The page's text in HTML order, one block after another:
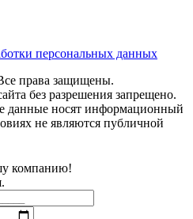
персональных данных
права защищены.
без разрешения запрещено.
данные носят информационный
не являются публичной
компанию!